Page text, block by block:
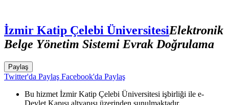
İzmir Katip Çelebi ÜniversitesiElektronik
Belge Yönetim Sistemi Evrak Doğrulama
Paylaş
Twitter'da Paylaş Facebook'da Paylaş
Bu hizmet İzmir Katip Çelebi Üniversitesi işbirliği ile e-
Devlet Kapısı altyapısı üzerinden sunulmaktadır.